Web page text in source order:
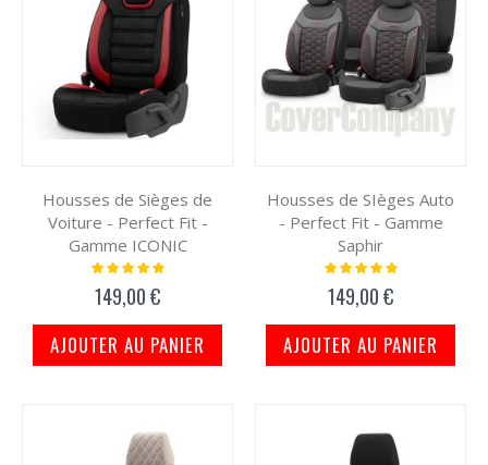
Housses de Sièges de
Voiture - Perfect Fit -
Gamme ICONIC
Notation:
149,00 €
AJOUTER AU PANIER
Housses de SIèges Auto
- Perfect Fit - Gamme
Saphir
Notation:
149,00 €
AJOUTER AU PANIER